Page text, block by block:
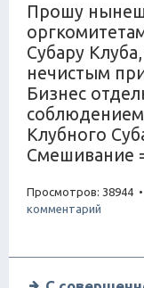
Прошу
Субару
нечистым
Бизнес
Клубного
Смешивание
Просмотров: 38944 •
комментарий